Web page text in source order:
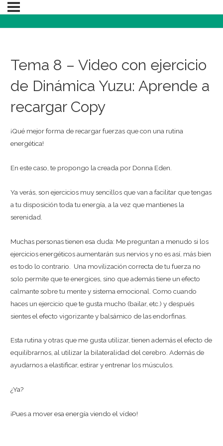
Tema 8 – Video con ejercicio
de Dinámica Yuzu: Aprende a
recargar Copy
¡Qué mejor forma de recargar fuerzas que con una rutina
energética!
En este caso, te propongo la creada por Donna Eden.
Ya verás, son ejercicios muy sencillos que van a facilitar que tengas
a tu disposición toda tu energía, a la vez que mantienes la
serenidad.
Muchas personas tienen esa duda: Me preguntan a menudo si los
ejercicios energéticos aumentarán sus nervios y no es así, más bien
es todo lo contrario. Una movilización correcta de tu fuerza no
solo permite que te energices, sino que además tiene un efecto
calmante sobre tu mente y sistema emocional. Como cuando
haces un ejercicio que te gusta mucho (bailar, etc.) y después
sientes el efecto vigorizante y balsámico de las endorfinas.
Esta rutina y otras que me gusta utilizar, tienen además el efecto de
equilibrarnos, al utilizar la bilateralidad del cerebro. Además de
ayudarnos a elastificar, estirar y entrenar los músculos.
¿Ya?
¡Pues a mover esa energía viendo el vídeo!